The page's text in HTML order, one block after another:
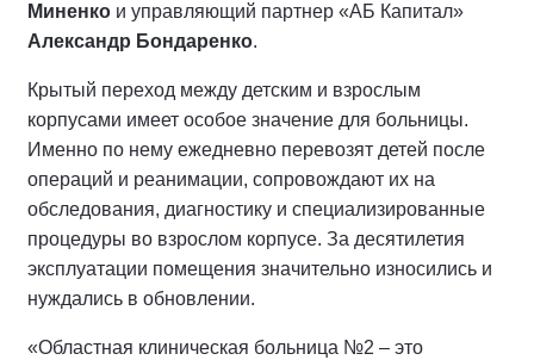
Миненко и управляющий партнер «АБ Капитал»
Александр Бондаренко.
Крытый переход между детским и взрослым
корпусами имеет особое значение для больницы.
Именно по нему ежедневно перевозят детей после
операций и реанимации, сопровождают их на
обследования, диагностику и специализированные
процедуры во взрослом корпусе. За десятилетия
эксплуатации помещения значительно износились и
нуждались в обновлении.
«Областная клиническая больница №2 – это